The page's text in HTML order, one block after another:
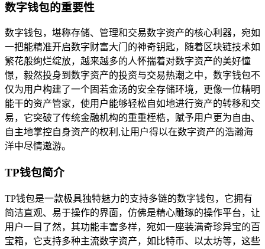
数字钱包的重要性
数字钱包，堪称存储、管理和交易数字资产的核心利器，宛如
一把能精准开启数字财富大门的神奇钥匙，随着区块链技术如
繁花般绚烂绽放，越来越多的人怀揣着对数字资产的美好憧
憬，毅然投身到数字资产的投资与交易热潮之中，数字钱包不
仅为用户构建了一个固若金汤的安全存储环境，更像一位精明
能干的资产管家，使用户能够轻松自如地进行资产的转移和交
易，它突破了传统金融机构的重重桎梏，赋予用户更为自由、
自主地掌控自身资产的权利,让用户得以在数字资产的浩瀚海
洋中尽情遨游。
TP钱包简介
TP钱包是一款极具独特魅力的支持多链的数字钱包，它拥有
简洁直观、易于操作的界面，仿佛是精心雕琢的操作平台，让
用户一目了然，其功能丰富多样，宛如一座装满奇珍异宝的百
宝箱，它支持多种主流数字资产，如比特币、以太坊等，这些